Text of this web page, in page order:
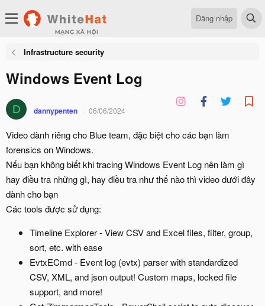
Đăng nhập
Infrastructure security
Windows Event Log
D dannypenten 06/06/2024
Video dành riêng cho Blue team, đặc biệt cho các bạn làm
forensics on Windows.
Nếu bạn không biết khi tracing Windows Event Log nên làm gì
hay điều tra những gì, hay điều tra như thế nào thì video dưới đây
dành cho bạn
Các tools được sử dụng:
Timeline Explorer - View CSV and Excel files, filter, group,
sort, etc. with ease
EvtxECmd - Event log (evtx) parser with standardized
CSV, XML, and json output! Custom maps, locked file
support, and more!